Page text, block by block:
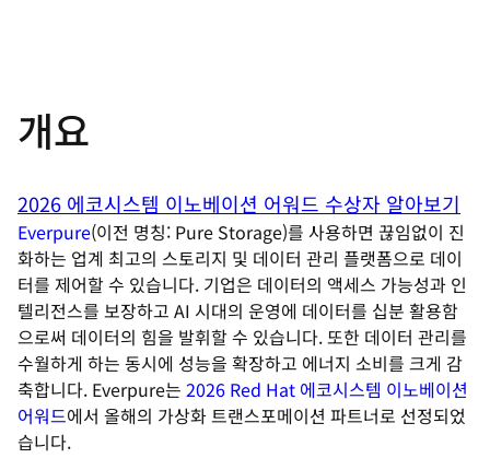
개요
2026 에코시스템 이노베이션 어워드 수상자 알아보기
Everpure(이전 명칭: Pure Storage)를 사용하면 끊임없이 진
화하는 업계 최고의 스토리지 및 데이터 관리 플랫폼으로 데이
터를 제어할 수 있습니다. 기업은 데이터의 액세스 가능성과 인
텔리전스를 보장하고 AI 시대의 운영에 데이터를 십분 활용함
으로써 데이터의 힘을 발휘할 수 있습니다. 또한 데이터 관리를
수월하게 하는 동시에 성능을 확장하고 에너지 소비를 크게 감
축합니다. Everpure는 2026 Red Hat 에코시스템 이노베이션
어워드에서 올해의 가상화 트랜스포메이션 파트너로 선정되었
습니다.